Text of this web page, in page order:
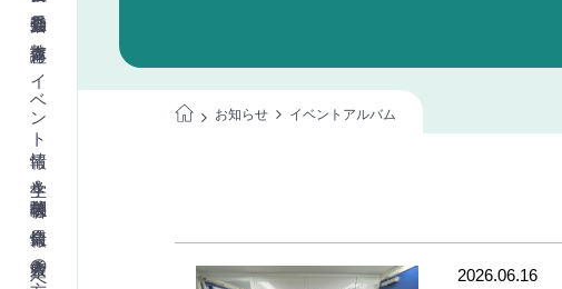
イベント情報
学生＆学校関係者
入会希望の方へ
お知らせ イベントアルバム
2026.06.16